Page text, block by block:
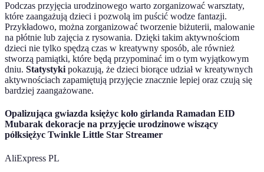
Podczas przyjęcia urodzinowego warto zorganizować warsztaty,
które zaangażują dzieci i pozwolą im puścić wodze fantazji.
Przykładowo, można zorganizować tworzenie biżuterii, malowanie
na płótnie lub zajęcia z rysowania. Dzięki takim aktywnościom
dzieci nie tylko spędzą czas w kreatywny sposób, ale również
stworzą pamiątki, które będą przypominać im o tym wyjątkowym
dniu. Statystyki pokazują, że dzieci biorące udział w kreatywnych
aktywnościach zapamiętują przyjęcie znacznie lepiej oraz czują się
bardziej zaangażowane.
Opalizująca gwiazda księżyc koło girlanda Ramadan EID
Mubarak dekoracje na przyjęcie urodzinowe wiszący
półksiężyc Twinkle Little Star Streamer
AliExpress PL